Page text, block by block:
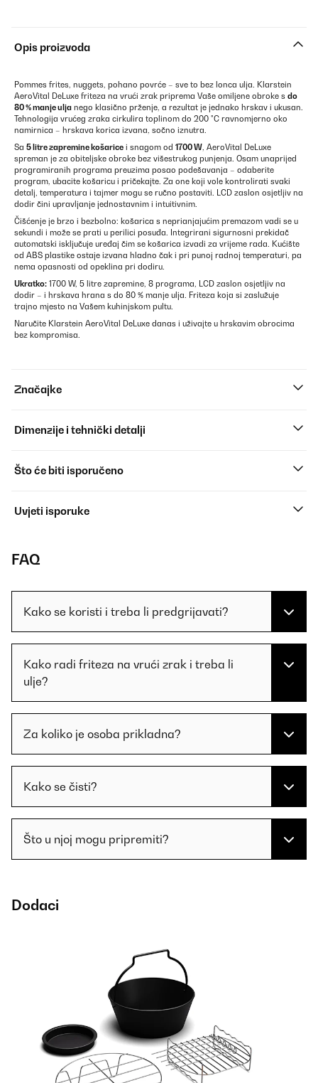
Opis proizvoda
Pommes frites, nuggets, pohano povrće – sve to bez lonca ulja. Klarstein
AeroVital DeLuxe friteza na vrući zrak priprema Vaše omiljene obroke s do
80 % manje ulja nego klasično prženje, a rezultat je jednako hrskav i ukusan.
Tehnologija vrućeg zraka cirkulira toplinom do 200 °C ravnomjerno oko
namirnica – hrskava korica izvana, sočno iznutra.
Sa 5 litre zapremine košarice i snagom od 1700 W, AeroVital DeLuxe
spreman je za obiteljske obroke bez višestrukog punjenja. Osam unaprijed
programiranih programa preuzima posao podešavanja – odaberite
program, ubacite košaricu i pričekajte. Za one koji vole kontrolirati svaki
detalj, temperatura i tajmer mogu se ručno postaviti. LCD zaslon osjetljiv na
dodir čini upravljanje jednostavnim i intuitivnim.
Čišćenje je brzo i bezbolno: košarica s neprianjajućim premazom vadi se u
sekundi i može se prati u perilici posuđa. Integrirani sigurnosni prekidač
automatski isključuje uređaj čim se košarica izvadi za vrijeme rada. Kućište
od ABS plastike ostaje izvana hladno čak i pri punoj radnoj temperaturi, pa
nema opasnosti od opeklina pri dodiru.
Ukratko: 1700 W, 5 litre zapremine, 8 programa, LCD zaslon osjetljiv na
dodir – i hrskava hrana s do 80 % manje ulja. Friteza koja si zaslužuje
trajno mjesto na Vašem kuhinjskom pultu.
Naručite Klarstein AeroVital DeLuxe danas i uživajte u hrskavim obrocima
bez kompromisa.
Značajke
Dimenzije i tehnički detalji
Što će biti isporučeno
Uvjeti isporuke
FAQ
Kako se koristi i treba li predgrijavati?
Kako radi friteza na vrući zrak i treba li
ulje?
Za koliko je osoba prikladna?
Kako se čisti?
Što u njoj mogu pripremiti?
Dodaci